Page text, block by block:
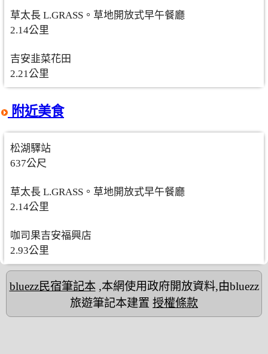
草太長 L.GRASS。草地開放式早午餐廳
2.14公里
吉安韭菜花田
2.21公里
附近美食
松湖驛站
637公尺
草太長 L.GRASS。草地開放式早午餐廳
2.14公里
咖司果吉安福興店
2.93公里
bluezz民宿筆記本,本網使用政府開放資料,由bluezz
旅遊筆記本建置 授權條款